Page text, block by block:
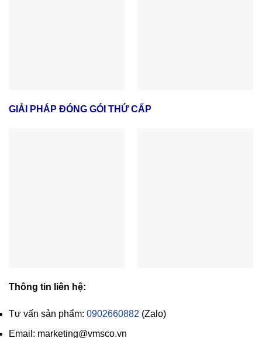
GIẢI PHÁP ĐÓNG GÓI THỨ CẤP
Thông tin liên hệ:
Tư vấn sản phẩm: 0902660882 (Zalo)
Email: marketing@vmsco.vn